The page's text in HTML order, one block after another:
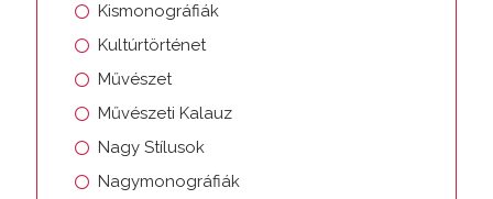
Kismonográfiák
Kultúrtörténet
Művészet
Művészeti Kalauz
Nagy Stílusok
Nagymonográfiák